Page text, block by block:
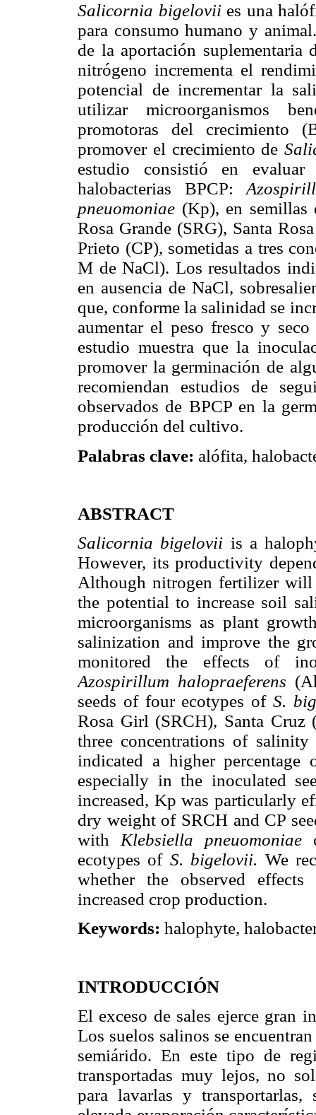
Salicornia bigeloviies una
para consumo humano y
de la aportación
nitrógeno incrementa el
potencial de incrementar la
utilizar microorganismos
promotoras del crecimiento
promover el crecimiento de
estudio consistió en
halobacterias BPCP:
pneuomoniae (Kp), en
Rosa Grande (SRG), Santa
Prieto (CP), sometidas a tres
M de NaCl). Los resultados
en ausencia de NaCl,
que, conforme la salinidad se
aumentar el peso fresco y
estudio muestra que la
promover la germinación de
recomiendan estudios de
observados de BPCP en la
producción del cultivo.
Palabras clave: alófita,
ABSTRACT
Salicornia bigelovii is a
However, its productivity
Although nitrogen fertilizer
the potential to increase soil
microorganisms as plant
salinization and improve the
monitored the effects of
Azospirillum halopraeferens
seeds of four ecotypes ofS.
Rosa Girl (SRCH), Santa Cruz
three concentrations of
indicated a higher
especially in the inoculated
increased, Kp was particularly
dry weight of SRCH and CP
with Klebsiella pneuomoniae
ecotypes of S. bigelovii. We
whether the observed
increased crop production.
Keywords: halophyte,
INTRODUCCIÓN
El exceso de sales ejerce gran
Los suelos salinos se
semiárido. En este tipo de
transportadas muy lejos, no
para lavarlas y